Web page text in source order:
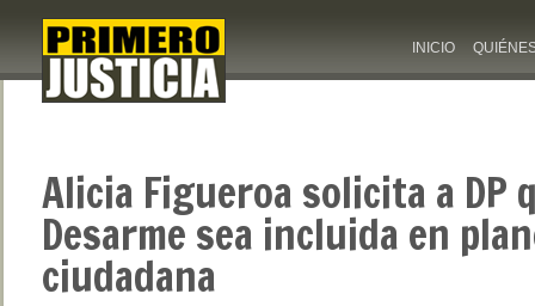
INICIO
Alicia Figueroa solicita a DP
Desarme sea incluida en
ciudadana